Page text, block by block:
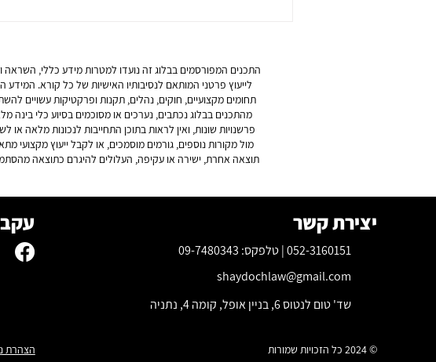
התכנים המפורסמים בבלוג זה נועדו למטרות מידע כללי, השראה
לייעוץ פרטני המותאם לנסיבותיו האישיות של כל קורא. המידע
תחומים מקצועיים, חוקים, נהלים, תקנות ופרקטיקות עשויים
מהתכנים בבלוג נכתבים, נערכים או מסוכמים בסיוע כלי בינה
פרשנויות שונות, ואין לראות בתוכן התחייבות לנכונות מלאה
מול מקורות נוספים, גורמים מוסמכים, או לקבל ייעוץ מקצועי
תוצאה אחרת, ישירה או עקיפה, העלולים להיגרם כתוצאה
הצהרת
יצירת קשר
052-3160151 | טלפקס: 09-7480343
shaydochlaw@gmail.com
שד' טום לנטוס 6, בניין אופל, קומה 4, נתניה
© 2024 כל הזכויות שמורות